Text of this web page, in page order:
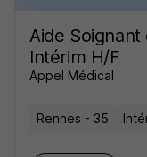
Aide Soignant
Intérim H/F
Appel Médical
Rennes - 35